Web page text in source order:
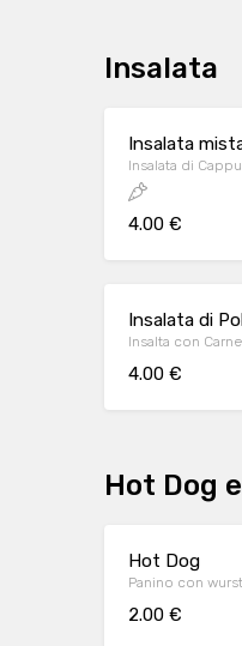
Insalata
Insalata
Insalata di
4.00 €
Insalata di
4.00 €
Hot Dog
Hot Dog
Panino con
2.00 €